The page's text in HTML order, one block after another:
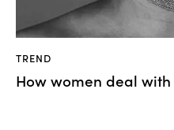
TREND
How women deal